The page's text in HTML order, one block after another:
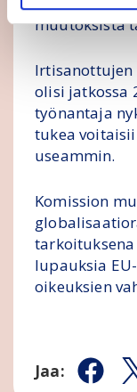
muutoksista
olisi jatkossa
työnantaja
tukea
useammin.
Komission
lupauksia
oikeuksien
Jaa: Jaa